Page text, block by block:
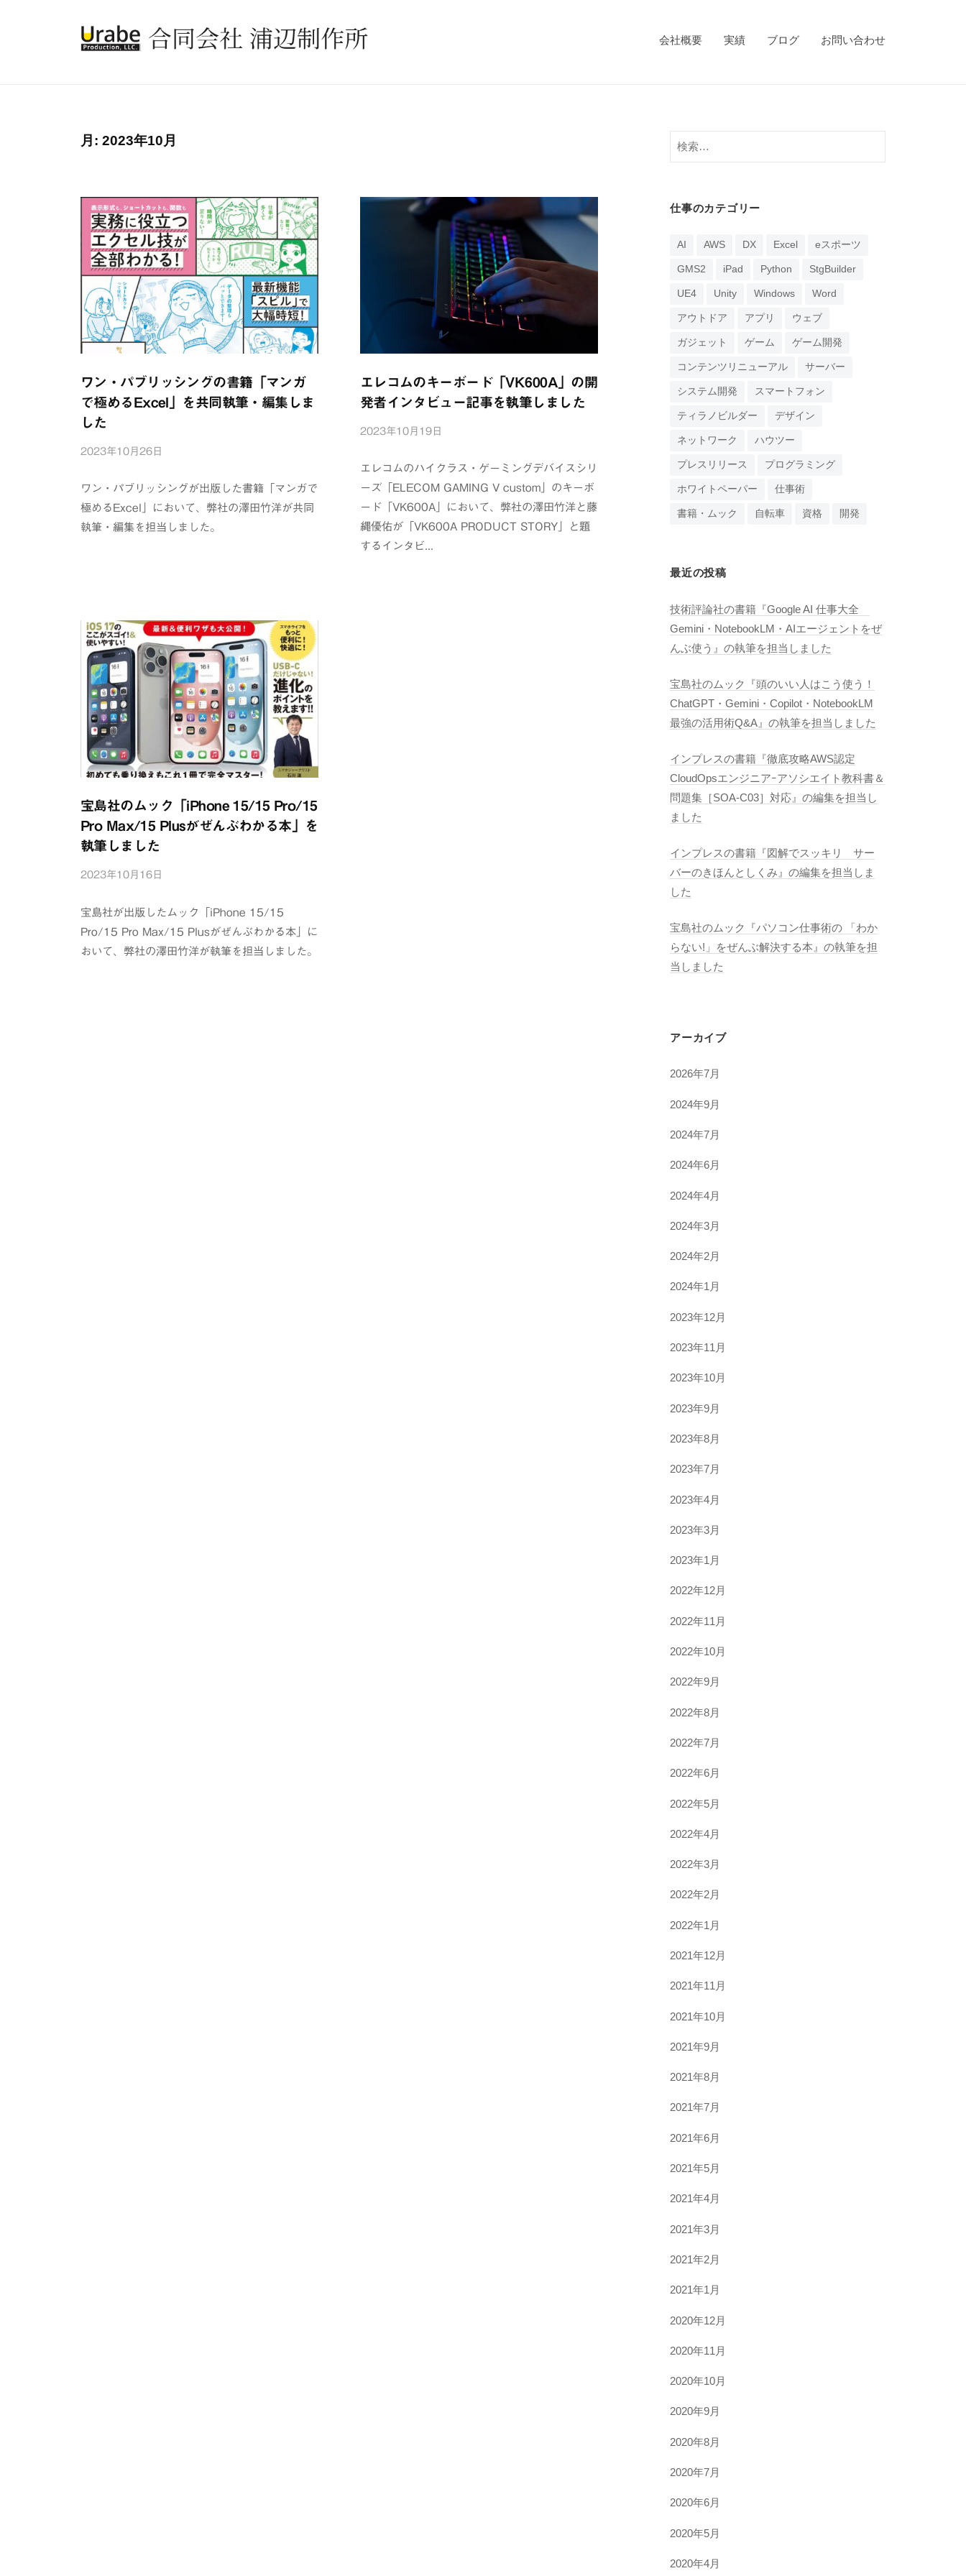
社
制
作
所
会社概要 実績 ブログ お問い合わせ
月: 2023年10月
ワン・パブリッシングの書籍「マンガ
で極めるExcel」を共同執筆・編集しま
した
2023年10月26日
浦
辺
制
ワン・パブリッシングが出版した書籍「マンガで
極めるExcel」において、弊社の澤田竹洋が共同
執筆・編集を担当しました。
エレコムのキーボード「VK600A」の開
発者インタビュー記事を執筆しました
2023年10月19日
浦
辺
制
作
エレコムのハイクラス・ゲーミングデバイスシリ
ーズ「ELECOM GAMING V custom」のキーボ
ード「VK600A」において、弊社の澤田竹洋と藤
縄優佑が「VK600A PRODUCT STORY」と題
するインタビ...
宝島社のムック「iPhone 15/15 Pro/15
Pro Max/15 Plusがぜんぶわかる本」を
執筆しました
2023年10月16日
浦
辺
制
宝島社が出版したムック「iPhone 15/15
Pro/15 Pro Max/15 Plusがぜんぶわかる本」に
おいて、弊社の澤田竹洋が執筆を担当しました。
検
索:
仕事のカテゴリー
AI AWS DX Excel eスポーツ
GMS2 iPad Python StgBuilder
UE4 Unity Windows Word
アウトドア アプリ ウェブ
ガジェット ゲーム ゲーム開発
コンテンツリニューアル サーバー
システム開発 スマートフォン
ティラノビルダー デザイン
ネットワーク ハウツー
プレスリリース プログラミング
ホワイトペーパー 仕事術
書籍・ムック 自転車 資格 開発
最近の投稿
技術評論社の書籍『Google AI 仕事大全
Gemini・NotebookLM・AIエージェントをぜ
んぶ使う』の執筆を担当しました
宝島社のムック『頭のいい人はこう使う！
ChatGPT・Gemini・Copilot・NotebookLM
最強の活用術Q&A』の執筆を担当しました
インプレスの書籍『徹底攻略AWS認定
CloudOpsエンジニアｰアソシエイト教科書＆
問題集［SOA-C03］対応』の編集を担当し
ました
インプレスの書籍『図解でスッキリ サー
バーのきほんとしくみ』の編集を担当しま
した
宝島社のムック『パソコン仕事術の 「わか
らない!」をぜんぶ解決する本』の執筆を担
当しました
アーカイブ
2026年7月
2024年9月
2024年7月
2024年6月
2024年4月
2024年3月
2024年2月
2024年1月
2023年12月
2023年11月
2023年10月
2023年9月
2023年8月
2023年7月
2023年4月
2023年3月
2023年1月
2022年12月
2022年11月
2022年10月
2022年9月
2022年8月
2022年7月
2022年6月
2022年5月
2022年4月
2022年3月
2022年2月
2022年1月
2021年12月
2021年11月
2021年10月
2021年9月
2021年8月
2021年7月
2021年6月
2021年5月
2021年4月
2021年3月
2021年2月
2021年1月
2020年12月
2020年11月
2020年10月
2020年9月
2020年8月
2020年7月
2020年6月
2020年5月
2020年4月
会
社
作